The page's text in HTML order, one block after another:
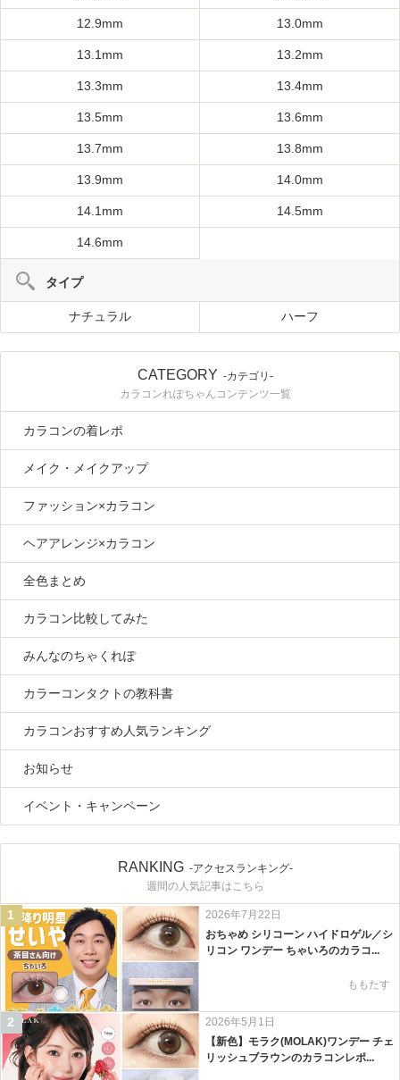
12.9mm 13.0mm
13.1mm 13.2mm
13.3mm 13.4mm
13.5mm 13.6mm
13.7mm 13.8mm
13.9mm 14.0mm
14.1mm 14.5mm
14.6mm
タイプ
ナチュラル ハーフ
CATEGORY -カテゴリ-
カラコンれぽちゃんコンテンツ一覧
カラコンの着レポ
メイク・メイクアップ
ファッション×カラコン
ヘアアレンジ×カラコン
全色まとめ
カラコン比較してみた
みんなのちゃくれぽ
カラーコンタクトの教科書
カラコンおすすめ人気ランキング
お知らせ
イベント・キャンペーン
RANKING -アクセスランキング-
週間の人気記事はこちら
1
2026年7月22日
おちゃめ シリコーン ハイドロゲル／シ
リコン ワンデー ちゃいろのカラコ...
ももたす
2
2026年5月1日
【新色】モラク(MOLAK)ワンデー チェ
リッシュブラウンのカラコンレポ...